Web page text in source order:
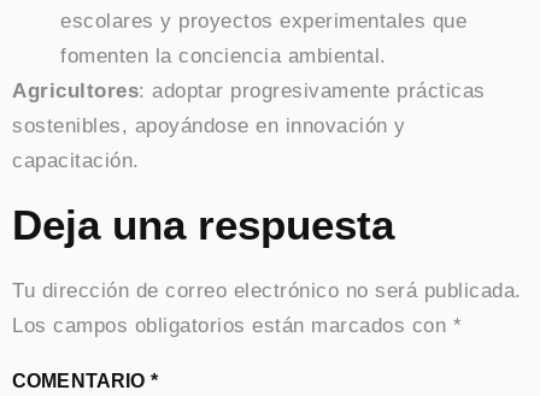
escolares y proyectos experimentales que
fomenten la conciencia ambiental.
Agricultores: adoptar progresivamente prácticas
sostenibles, apoyándose en innovación y
capacitación.
Deja una respuesta
Tu dirección de correo electrónico no será publicada.
Los campos obligatorios están marcados con *
COMENTARIO *